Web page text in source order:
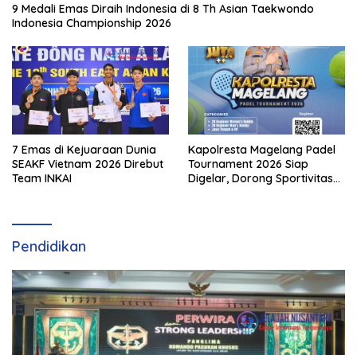
9 Medali Emas Diraih Indonesia di 8 Th Asian Taekwondo
Indonesia Championship 2026
7 Emas di Kejuaraan Dunia
SEAKF Vietnam 2026 Direbut
Team INKAI
Kapolresta Magelang Padel
Tournament 2026 Siap
Digelar, Dorong Sportivitas
Pendidikan